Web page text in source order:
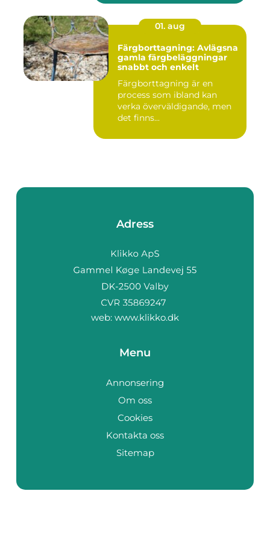
01. aug
Färgborttagning: Avlägsna
gamla färgbeläggningar
snabbt och enkelt
Färgborttagning är en
process som ibland kan
verka överväldigande, men
det finns...
Adress
web: www.klikko.dk
Menu
Annonsering
Om oss
Cookies
Kontakta oss
Sitemap